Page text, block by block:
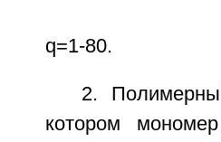
q=1-80.
2.
котором